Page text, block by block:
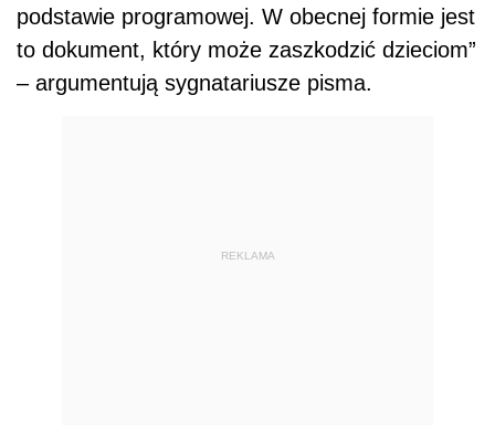
podstawie programowej. W obecnej formie jest
to dokument, który może zaszkodzić dzieciom”
– argumentują sygnatariusze pisma.
REKLAMA